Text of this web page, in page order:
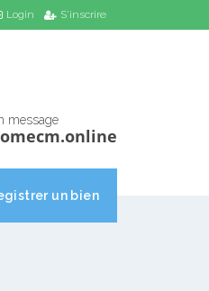
Login S'inscrire
message
un bien